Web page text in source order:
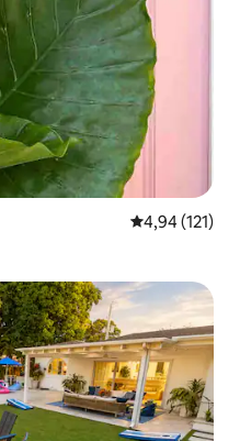
4,94 av 5 i
4,94 (121)